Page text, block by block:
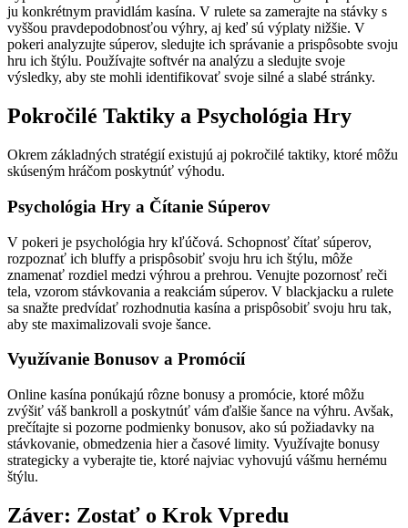
ju konkrétnym pravidlám kasína. V rulete sa zamerajte na stávky s
vyššou pravdepodobnosťou výhry, aj keď sú výplaty nižšie. V
pokeri analyzujte súperov, sledujte ich správanie a prispôsobte svoju
hru ich štýlu. Používajte softvér na analýzu a sledujte svoje
výsledky, aby ste mohli identifikovať svoje silné a slabé stránky.
Pokročilé Taktiky a Psychológia Hry
Okrem základných stratégií existujú aj pokročilé taktiky, ktoré môžu
skúseným hráčom poskytnúť výhodu.
Psychológia Hry a Čítanie Súperov
V pokeri je psychológia hry kľúčová. Schopnosť čítať súperov,
rozpoznať ich bluffy a prispôsobiť svoju hru ich štýlu, môže
znamenať rozdiel medzi výhrou a prehrou. Venujte pozornosť reči
tela, vzorom stávkovania a reakciám súperov. V blackjacku a rulete
sa snažte predvídať rozhodnutia kasína a prispôsobiť svoju hru tak,
aby ste maximalizovali svoje šance.
Využívanie Bonusov a Promócií
Online kasína ponúkajú rôzne bonusy a promócie, ktoré môžu
zvýšiť váš bankroll a poskytnúť vám ďalšie šance na výhru. Avšak,
prečítajte si pozorne podmienky bonusov, ako sú požiadavky na
stávkovanie, obmedzenia hier a časové limity. Využívajte bonusy
strategicky a vyberajte tie, ktoré najviac vyhovujú vášmu hernému
štýlu.
Záver: Zostať o Krok Vpredu